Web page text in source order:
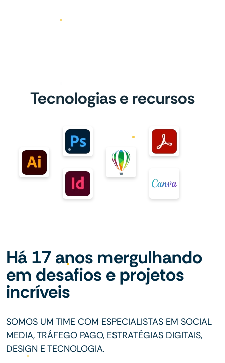
Tecnologias e recursos
Há 17 anos mergulhando
em desafios e projetos
incríveis
SOMOS UM TIME COM ESPECIALISTAS EM SOCIAL
MEDIA, TRÁFEGO PAGO, ESTRATÉGIAS DIGITAIS,
DESIGN E TECNOLOGIA.